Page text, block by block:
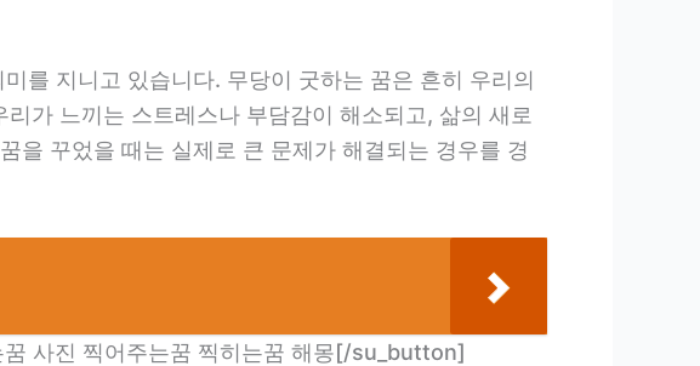
를 지니고 있습니다. 무당이 굿하는 꿈은 흔히 우리의
가 느끼는 스트레스나 부담감이 해소되고, 삶의 새로
을 꾸었을 때는 실제로 큰 문제가 해결되는 경우를 경
사진 찍어주는꿈 찍히는꿈 해몽[/su_button]